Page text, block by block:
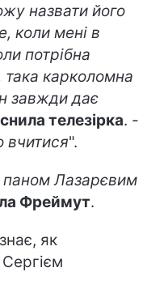
назвати його
коли мені в
потрібна
карколомна
завжди дає
телезірка. -
вчитися".
паном Лазарєвим
Фреймут.
як